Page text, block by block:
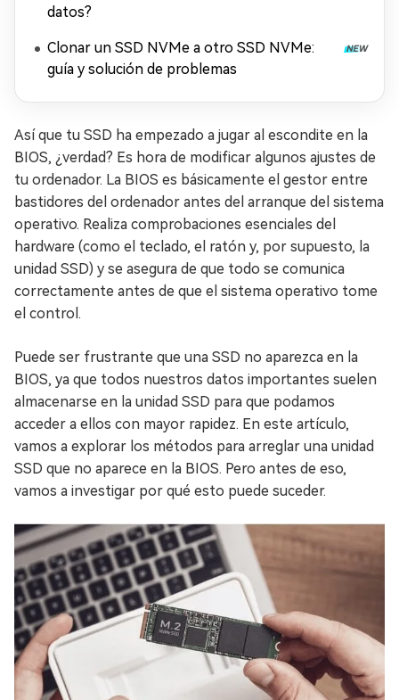
datos?
Clonar un SSD NVMe a otro SSD NVMe:
guía y solución de problemas
Así que tu SSD ha empezado a jugar al escondite en la
BIOS, ¿verdad? Es hora de modificar algunos ajustes de
tu ordenador. La BIOS es básicamente el gestor entre
bastidores del ordenador antes del arranque del sistema
operativo. Realiza comprobaciones esenciales del
hardware (como el teclado, el ratón y, por supuesto, la
unidad SSD) y se asegura de que todo se comunica
correctamente antes de que el sistema operativo tome
el control.
Puede ser frustrante que una SSD no aparezca en la
BIOS, ya que todos nuestros datos importantes suelen
almacenarse en la unidad SSD para que podamos
acceder a ellos con mayor rapidez. En este artículo,
vamos a explorar los métodos para arreglar una unidad
SSD que no aparece en la BIOS. Pero antes de eso,
vamos a investigar por qué esto puede suceder.